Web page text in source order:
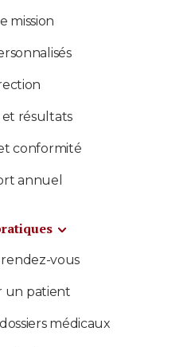
mission
résultats
conformité
annuel
vous
un patient
médicaux